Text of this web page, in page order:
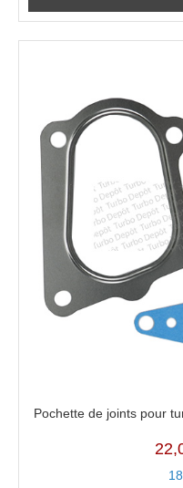
Pochette de joints pour